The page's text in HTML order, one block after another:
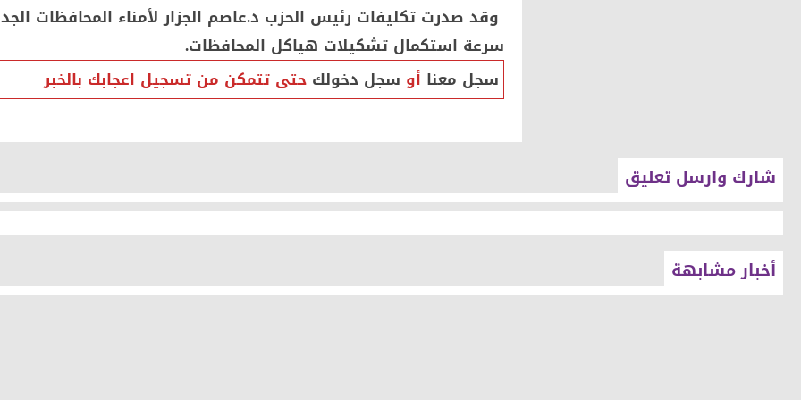
وقد صدرت تكليفات رئيس الحزب د.عاصم الجزار لأمناء المحافظات
سرعة استكمال تشكيلات هياكل المحافظات.
سجل معنا أو سجل دخولك حتى تتمكن من تسجيل اعجابك بالخبر
شارك وارسل تعليق
أخبار مشابهة